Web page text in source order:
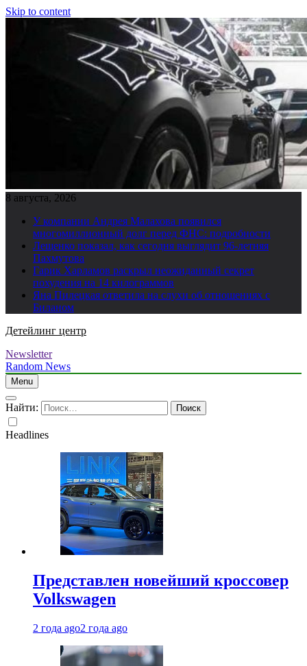
Skip to content
8 августа, 2026
У компании Андрея Малахова появился
многомиллионный долг перед ФНС: подробности
Лещенко показал, как сегодня выглядит 96-летняя
Пахмутова
Гарик Харламов раскрыл неожиданный секрет
похудения на 14 килограммов
Яна Пилецкая ответила на слухи об отношениях с
Биланом
Детейлинг центр
Newsletter
Random News
Menu
Найти:
Headlines
Представлен новейший кроссовер
Volkswagen
2 года ago2 года ago